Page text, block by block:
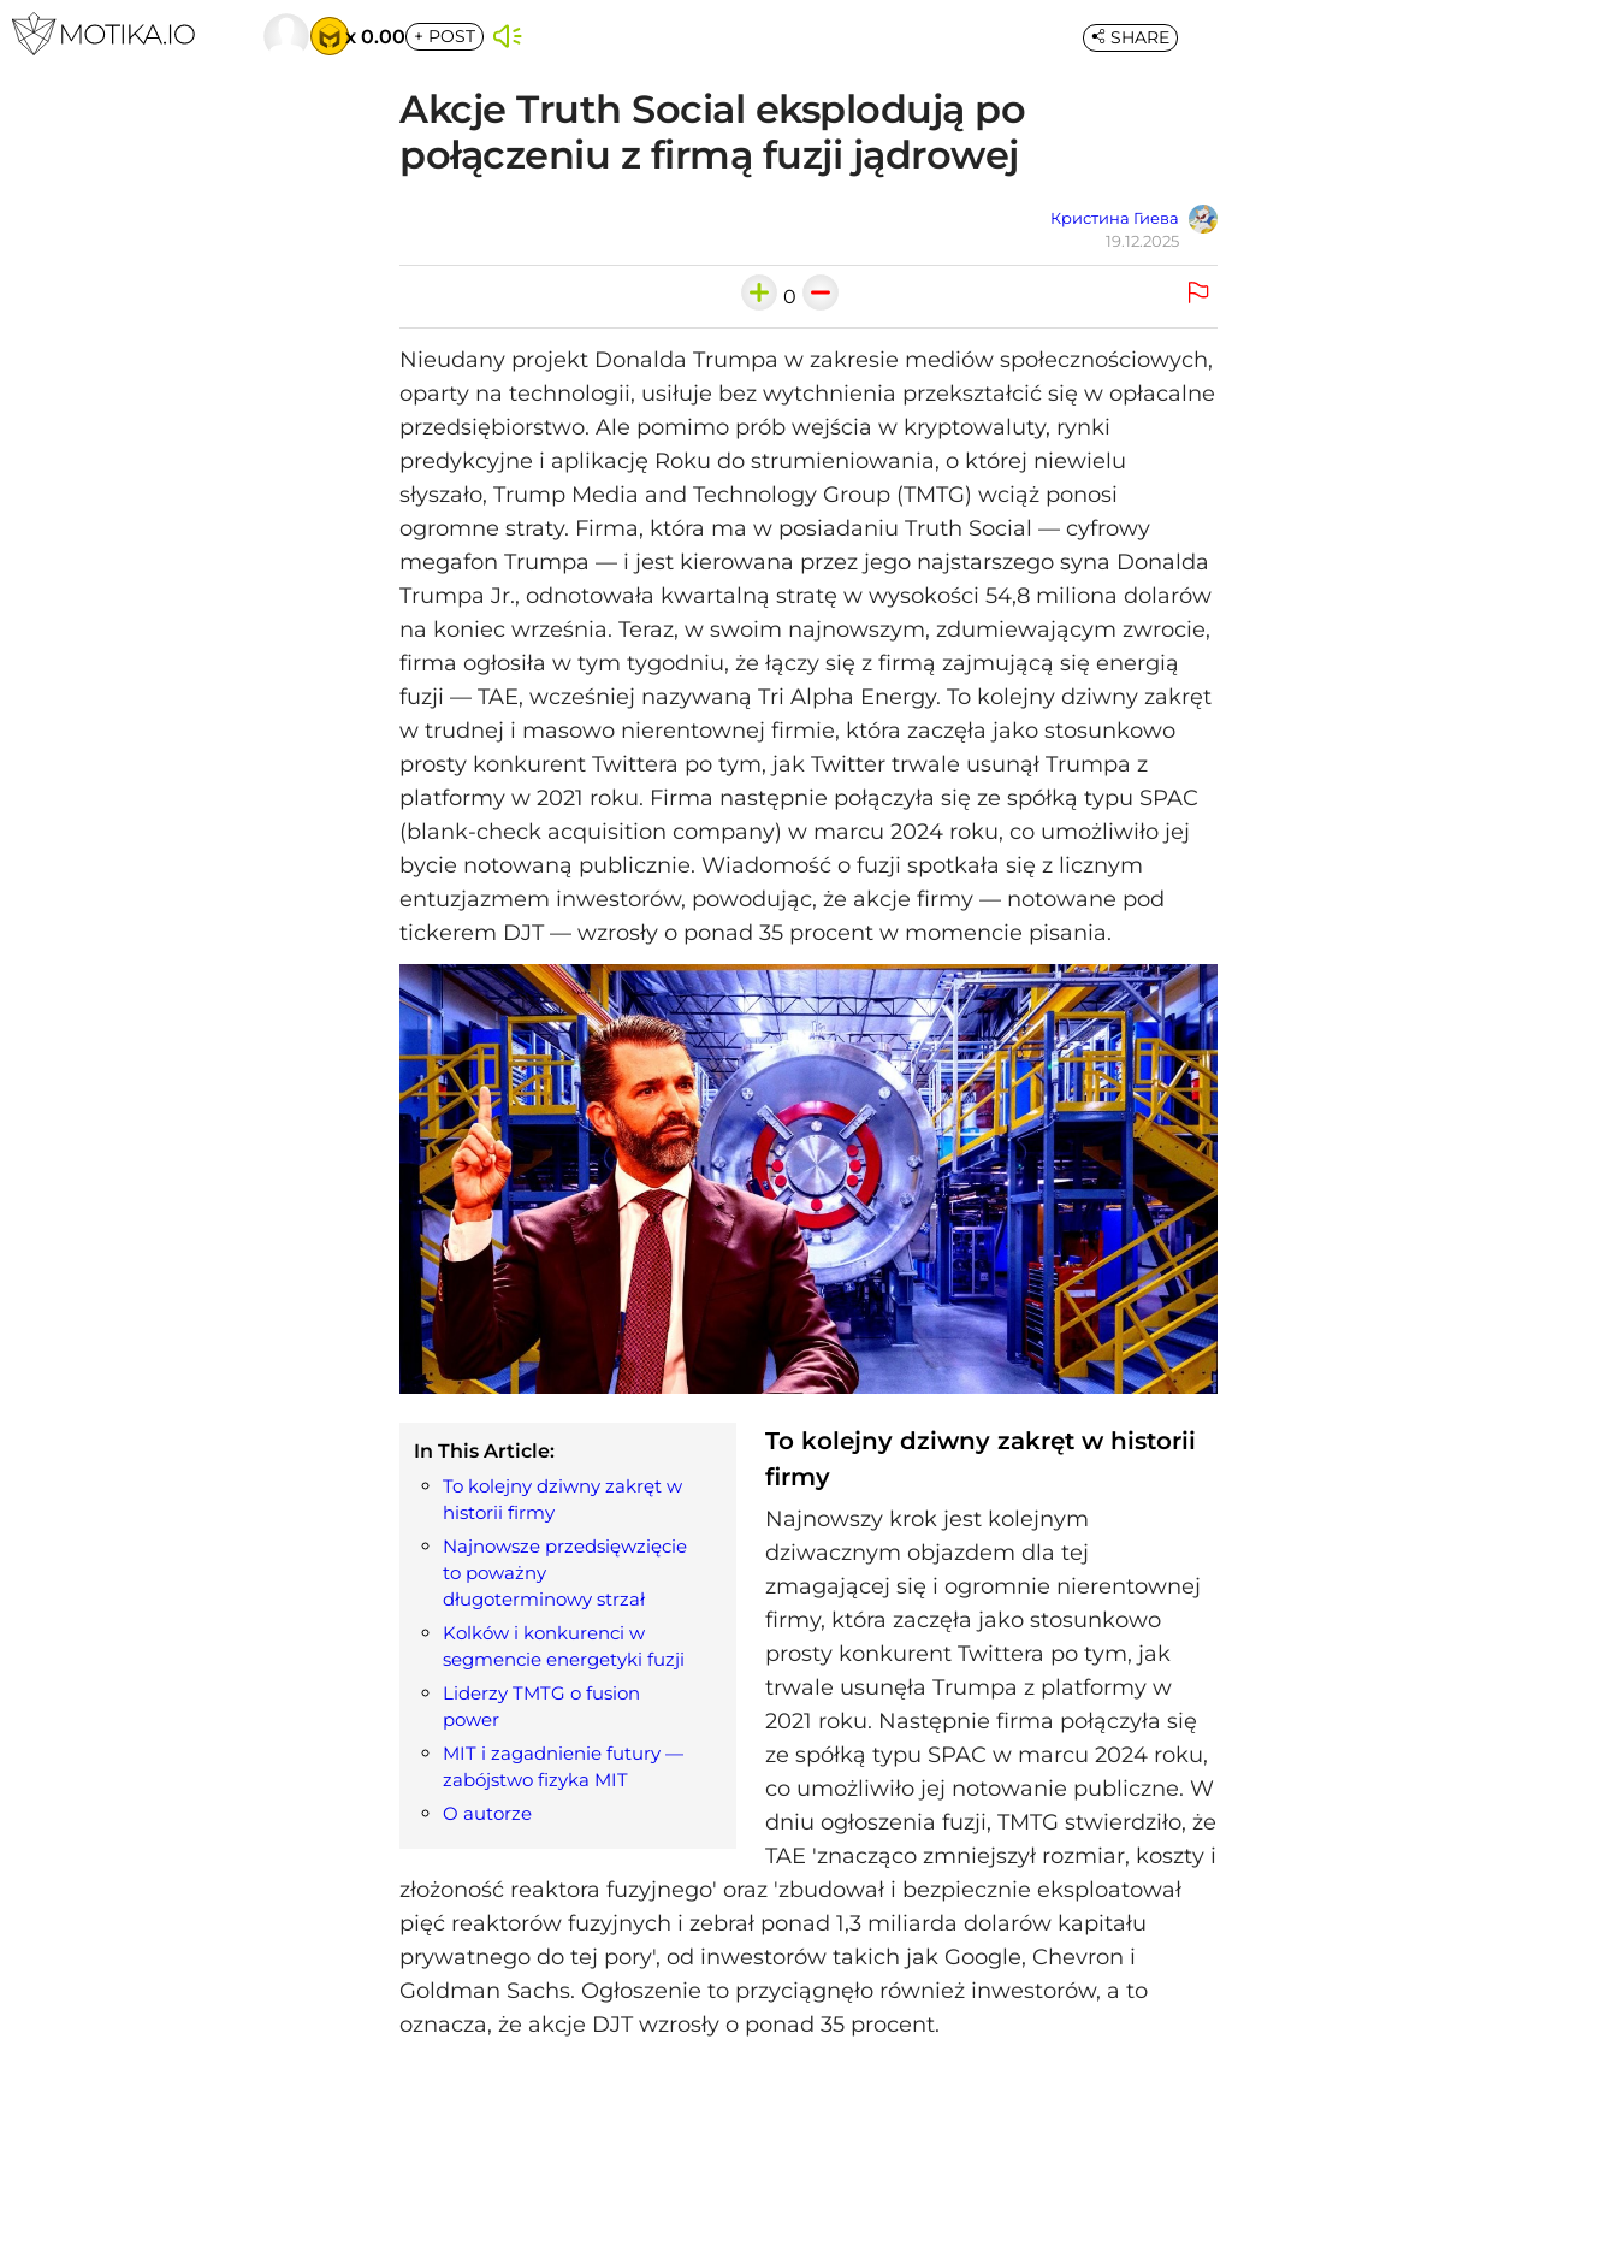
x 0.00 + POST
Akcje Truth Social eksplodują po
połączeniu z firmą fuzji jądrowej
Кристина Гиева
19.12.2025
SHARE
0
Nieudany projekt Donalda Trumpa w zakresie mediów społecznościowych,
oparty na technologii, usiłuje bez wytchnienia przekształcić się w opłacalne
przedsiębiorstwo. Ale pomimo prób wejścia w kryptowaluty, rynki
predykcyjne i aplikację Roku do strumieniowania, o której niewielu
słyszało, Trump Media and Technology Group (TMTG) wciąż ponosi
ogromne straty. Firma, która ma w posiadaniu Truth Social — cyfrowy
megafon Trumpa — i jest kierowana przez jego najstarszego syna Donalda
Trumpa Jr., odnotowała kwartalną stratę w wysokości 54,8 miliona dolarów
na koniec września. Teraz, w swoim najnowszym, zdumiewającym zwrocie,
firma ogłosiła w tym tygodniu, że łączy się z firmą zajmującą się energią
fuzji — TAE, wcześniej nazywaną Tri Alpha Energy. To kolejny dziwny zakręt
w trudnej i masowo nierentownej firmie, która zaczęła jako stosunkowo
prosty konkurent Twittera po tym, jak Twitter trwale usunął Trumpa z
platformy w 2021 roku. Firma następnie połączyła się ze spółką typu SPAC
(blank-check acquisition company) w marcu 2024 roku, co umożliwiło jej
bycie notowaną publicznie. Wiadomość o fuzji spotkała się z licznym
entuzjazmem inwestorów, powodując, że akcje firmy — notowane pod
tickerem DJT — wzrosły o ponad 35 procent w momencie pisania.
In This Article:
To kolejny dziwny zakręt w
historii firmy
Najnowsze przedsięwzięcie
to poważny
długoterminowy strzał
Kolków i konkurenci w
segmencie energetyki fuzji
Liderzy TMTG o fusion
power
MIT i zagadnienie futury —
zabójstwo fizyka MIT
O autorze
To kolejny dziwny zakręt w historii
firmy
Najnowszy krok jest kolejnym
dziwacznym objazdem dla tej
zmagającej się i ogromnie nierentownej
firmy, która zaczęła jako stosunkowo
prosty konkurent Twittera po tym, jak
trwale usunęła Trumpa z platformy w
2021 roku. Następnie firma połączyła się
ze spółką typu SPAC w marcu 2024 roku,
co umożliwiło jej notowanie publiczne. W
dniu ogłoszenia fuzji, TMTG stwierdziło, że
TAE 'znacząco zmniejszył rozmiar, koszty i
złożoność reaktora fuzyjnego' oraz 'zbudował i bezpiecznie eksploatował
pięć reaktorów fuzyjnych i zebrał ponad 1,3 miliarda dolarów kapitału
prywatnego do tej pory', od inwestorów takich jak Google, Chevron i
Goldman Sachs. Ogłoszenie to przyciągnęło również inwestorów, a to
oznacza, że akcje DJT wzrosły o ponad 35 procent.